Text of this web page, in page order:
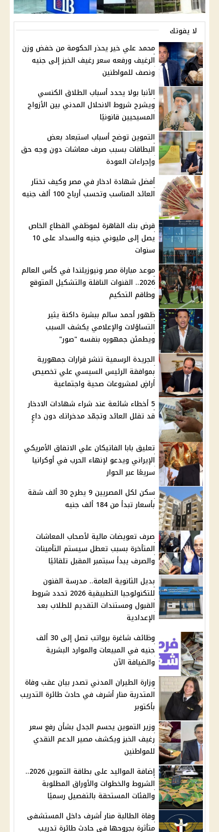
لا يفوتك
محمد علي خير يحذر الحكومة من خفض وزن
الرغيف ورفعه سعر رغيف الخبز إلى جنيه
ونصف للمواطنين
الأنبا بولا يحدد أسباب الطلاق الكنسي
ويشرح شروط الانحلال المدني بين الأزواج
المسيحيين قانونيًا
التموين توضح أسباب استبعاد بعض
البطاقات بسبب صرف معاشات دون وجه حق
وإجراءات العودة
أفضل شهادة ادخار في مصر وكيف تختار
العائد المناسب وتحسب أرباح 100 ألف جنيه
قرض بنك القاهرة لموظفي القطاع الخاص
يصل إلى مليوني جنيه والسداد على 10
سنوات
موعد مباراة مصر ونيوزيلندا في كأس العالم
2026.. القنوات الناقلة والتشكيل المتوقع
وطاقم التحكيم
ظهور أحمد سالم ببشرة داكنة يثير
التساؤلات والإعلامي يكشف السبب
ويطمئن جمهوره بنفسه "صور"
الجريدة الرسمية تنشر قرارات جمهورية
بموافقة الرئيس السيسي علي تخصيص
أراضٍ لمشروعات صحية واجتماعية
5 أخطاء شائعة عند شراء شهادات الادخار
قد تقلل العائد وتجمّد مدخراتك دون داعٍ
تعليق بابا الفاتيكان علي الاتفاق الأمريكي
الإيراني ويدعو لإنهاء الحرب في أوكرانيا
سريعًا عبر الحوار
سكن لكل المصريين 9 يطرح 30 ألف شقة
بأسعار تبدأ من 184 ألف جنيه
صرف تعويضات مالية لأصحاب المعاشات
المتأخرة بسبب تعطل سيستم التأمينات
والصرف يبدأ سبتمبر المقبل تلقائيًا
بديل الثانوية العامة.. مدرسة الفنون
للتكنولوجيا التطبيقية 2026 تحدد شروط
القبول ومستندات التقديم للطلاب بعد
الإعدادية
وظائف شاغرة برواتب تصل إلى 30 ألف
جنيه في المبيعات والموارد البشرية
والضيافة الآن
وزارة الطيران المدني تصدر بيان عقب وفاة
المتدربة منار أشرف في حادث طائرة التدريب
بأكتوبر
وزير التموين يحسم الجدل بشأن رفع سعر
رغيف الخبز ويكشف مصير الدعم النقدي
للمواطنين
إضافة المواليد على بطاقة التموين 2026..
الشروط والخطوات والأوراق المطلوبة
والفئات المستحقة بالتفصيل رسميًا
وفاة الطالبة منار أشرف داخل المستشفى
متأثرة بجروحها في حادث طائرة تدريب